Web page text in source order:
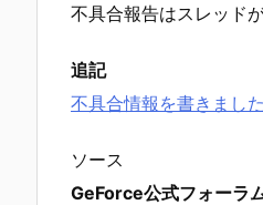
不具合報告はスレッド
追記
不具合情報を書きました
ソース
GeForce公式フォーラ